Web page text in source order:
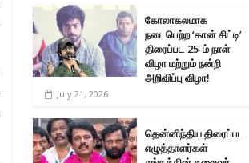
கோலாகலமாக
நடைபெற்ற ‘கான் சிட்டி’
திரைப்பட 25-ம் நாள்
விழா மற்றும் நன்றி
அறிவிப்பு விழா!
July 21, 2026
தென்னிந்திய திரைப்பட
எழுத்தாளர்கள்